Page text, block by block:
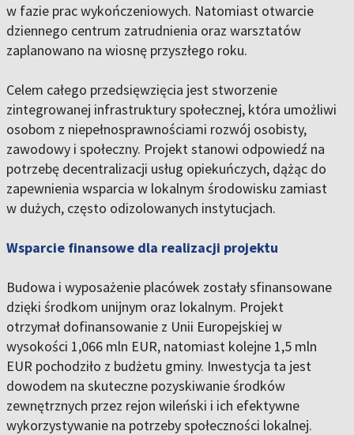
w fazie prac wykończeniowych. Natomiast otwarcie
dziennego centrum zatrudnienia oraz warsztatów
zaplanowano na wiosnę przyszłego roku.
Celem całego przedsięwzięcia jest stworzenie
zintegrowanej infrastruktury społecznej, która umożliwi
osobom z niepełnosprawnościami rozwój osobisty,
zawodowy i społeczny. Projekt stanowi odpowiedź na
potrzebę decentralizacji usług opiekuńczych, dążąc do
zapewnienia wsparcia w lokalnym środowisku zamiast
w dużych, często odizolowanych instytucjach.
Wsparcie finansowe dla realizacji projektu
Budowa i wyposażenie placówek zostały sfinansowane
dzięki środkom unijnym oraz lokalnym. Projekt
otrzymał dofinansowanie z Unii Europejskiej w
wysokości 1,066 mln EUR, natomiast kolejne 1,5 mln
EUR pochodziło z budżetu gminy. Inwestycja ta jest
dowodem na skuteczne pozyskiwanie środków
zewnętrznych przez rejon wileński i ich efektywne
wykorzystywanie na potrzeby społeczności lokalnej.